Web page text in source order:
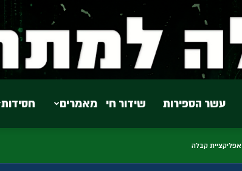
חסידות מאמרים שידור חי עשר הספירות
אפליקציית קבלה